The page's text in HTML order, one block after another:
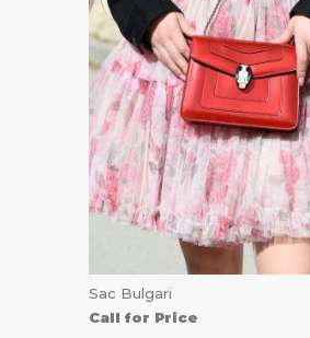
Sac Bulgari
Call for Price